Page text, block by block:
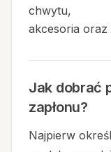
chwytu,
akcesoria oraz
Jak dobrać
zapłonu?
Najpierw